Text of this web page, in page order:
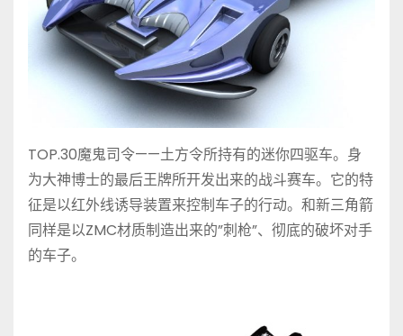
TOP.30魔鬼司令——土方令所持有的迷你四驱车。身
为大神博士的最后王牌所开发出来的战斗赛车。它的特
征是以红外线诱导装置来控制车子的行动。和新三角箭
同样是以ZMC材质制造出来的”刺枪”、彻底的破坏对手
的车子。